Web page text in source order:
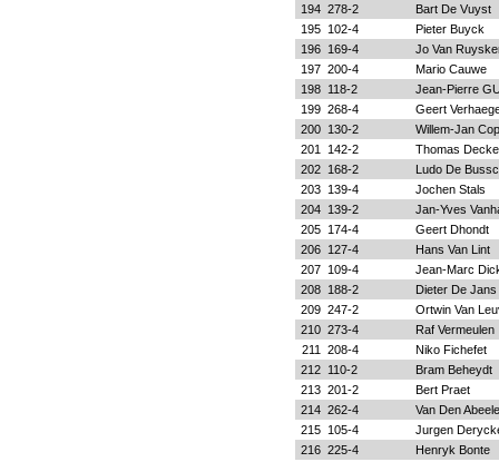
194 278-2
Bart De Vuyst
195 102-4
Pieter Buyck
196 169-4
Jo Van
197 200-4
Mario Cauwe
198 118-2
Jean-Pierre
199 268-4
Geert
200 130-2
Willem-Jan
201
142-2
Thomas
202 168-2
Ludo De
203 139-4
Jochen Stals
204 139-2
Jan-Yves
205 174-4
Geert Dhondt
206 127-4
Hans Van Lint
207 109-4
Jean-Marc
208 188-2
Dieter De Jans
209 247-2
Ortwin Van
210 273-4
Raf Vermeulen
211
208-4
Niko Fichefet
212 110-2
Bram Beheydt
213 201-2
Bert Praet
214 262-4
Van Den
215 105-4
Jurgen
216 225-4
Henryk Bonte